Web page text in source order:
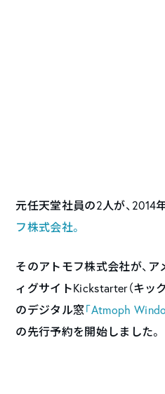
元任天堂社員の2人が、2014
フ株式会社。
そのアトモフ株式会社が、
ィグサイトKickstarter（キッ
のデジタル窓「Atmoph
の先行予約を開始しました。